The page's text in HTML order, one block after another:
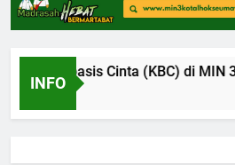
INFO
Berbasis Cinta (KBC) di MIN 3